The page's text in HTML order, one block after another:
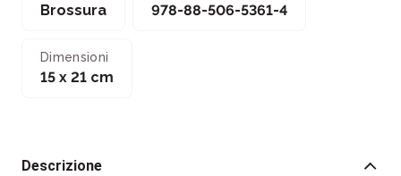
Brossura 978-88-506-5361-4
Dimensioni
15 x 21 cm
Descrizione